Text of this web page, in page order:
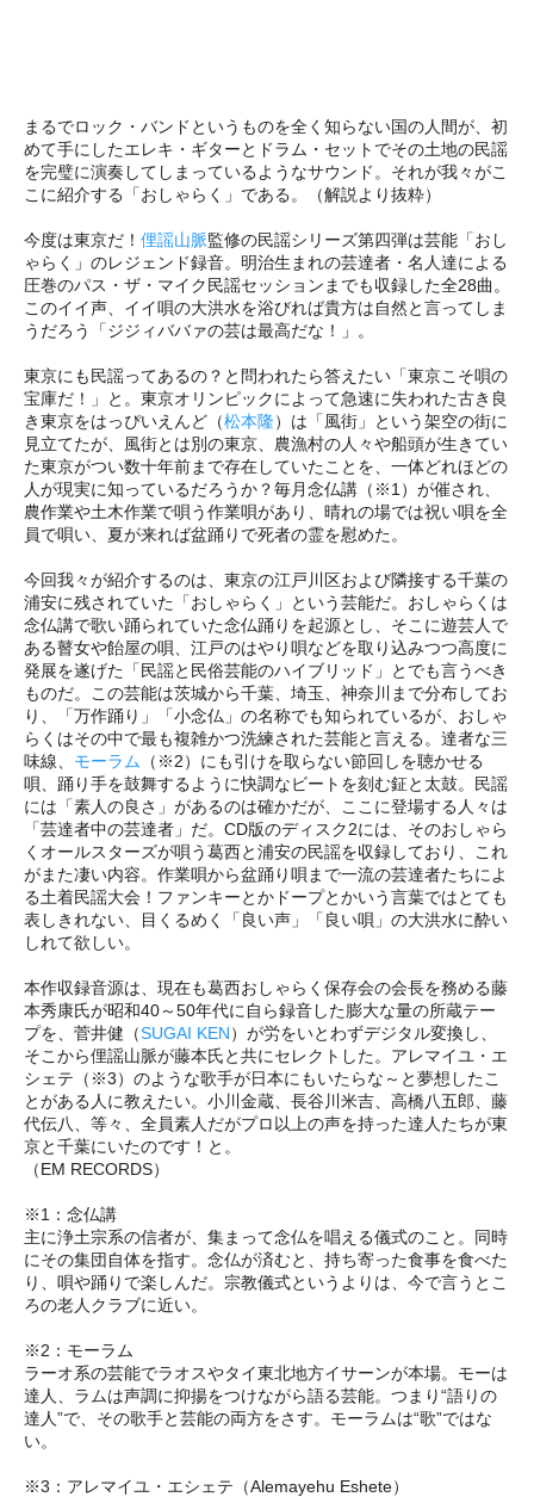
まるでロック・バンドというものを全く知らない国の人間が、初
めて手にしたエレキ・ギターとドラム・セットでその土地の民謡
を完璧に演奏してしまっているようなサウンド。それが我々がこ
こに紹介する「おしゃらく」である。（解説より抜粋）
今度は東京だ！ 俚謡山脈監修の民謡シリーズ第四弾は芸能「おし
ゃらく」のレジェンド録音。明治生まれの芸達者・名人達による
圧巻のパス・ザ・マイク民謡セッションまでも収録した全28曲。
このイイ声、イイ唄の大洪水を浴びれば貴方は自然と言ってしま
うだろう「ジジィババァの芸は最高だな！」。
東京にも民謡ってあるの？と問われたら答えたい「東京こそ唄の
宝庫だ！」と。東京オリンピックによって急速に失われた古き良
き東京をはっぴいえんど（松本隆）は「風街」という架空の街に
見立てたが、風街とは別の東京、農漁村の人々や船頭が生きてい
た東京がつい数十年前まで存在していたことを、一体どれほどの
人が現実に知っているだろうか？毎月念仏講（※1）が催され、
農作業や土木作業で唄う作業唄があり、晴れの場では祝い唄を全
員で唄い、夏が来れば盆踊りで死者の霊を慰めた。
今回我々が紹介するのは、東京の江戸川区および隣接する千葉の
浦安に残されていた「おしゃらく」という芸能だ。おしゃらくは
念仏講で歌い踊られていた念仏踊りを起源とし、そこに遊芸人で
ある瞽女や飴屋の唄、江戸のはやり唄などを取り込みつつ高度に
発展を遂げた「民謡と民俗芸能のハイブリッド」とでも言うべき
ものだ。この芸能は茨城から千葉、埼玉、神奈川まで分布してお
り、「万作踊り」「小念仏」の名称でも知られているが、おしゃ
らくはその中で最も複雑かつ洗練された芸能と言える。達者な三
味線、 モーラム
（※2）にも引けを取らない節回しを聴かせる
唄、踊り手を鼓舞するように快調なビートを刻む鉦と太鼓。民謡
には「素人の良さ」があるのは確かだが、ここに登場する人々は
「芸達者中の芸達者」だ。CD版のディスク2には、そのおしゃら
くオールスターズが唄う葛西と浦安の民謡を収録しており、これ
がまた凄い内容。作業唄から盆踊り唄まで一流の芸達者たちによ
る土着民謡大会！ファンキーとかドープとかいう言葉ではとても
表しきれない、目くるめく「良い声」「良い唄」の大洪水に酔い
しれて欲しい。
本作収録音源は、現在も葛西おしゃらく保存会の会長を務める藤
本秀康氏が昭和40～50年代に自ら録音した膨大な量の所蔵テー
プを、菅井健（SUGAI KEN）が労をいとわずデジタル変換し、
そこから俚謡山脈が藤本氏と共にセレクトした。アレマイユ・エ
シェテ（※3）のような歌手が日本にもいたらな～と夢想したこ
とがある人に教えたい。小川金蔵、長谷川米吉、高橋八五郎、藤
代伝八、等々、全員素人だがプロ以上の声を持った達人たちが東
京と千葉にいたのです！と。
（EM RECORDS）
※1：念仏講
主に浄土宗系の信者が、集まって念仏を唱える儀式のこと。同時
にその集団自体を指す。念仏が済むと、持ち寄った食事を食べた
り、唄や踊りで楽しんだ。宗教儀式というよりは、今で言うとこ
ろの老人クラブに近い。
※2：モーラム
ラーオ系の芸能でラオスやタイ東北地方イサーンが本場。モーは
達人、ラムは声調に抑揚をつけながら語る芸能。つまり“語りの
達人”で、その歌手と芸能の両方をさす。モーラムは“歌”ではな
い。
※3：アレマイユ・エシェテ（Alemayehu Eshete）